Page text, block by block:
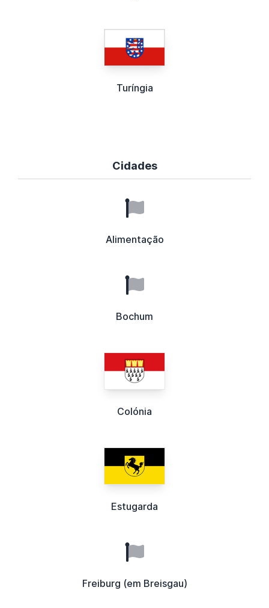
Turíngia
Cidades
Alimentação
Bochum
Colónia
Estugarda
Freiburg (em Breisgau)